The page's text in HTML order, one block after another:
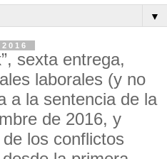
▼
sexta entrega,
laborales (y no
a la sentencia de la
de 2016, y
los conflictos